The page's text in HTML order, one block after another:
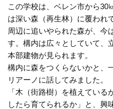
この学校は、ベレン市から30
は深い森（再生林）に覆われ
周辺に追いやられた森が、今
す。構内は広々としていて、
本部建物が見られます。
構内に森をつくらないかと、
リアーノに話してみました。
「木（街路樹）を植えている
したら育てられるか」と、興